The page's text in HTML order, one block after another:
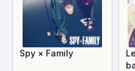
Spy × Family